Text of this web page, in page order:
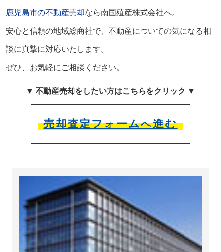
鹿児島市の不動産売却なら南国殖産株式会社へ。
安心と信頼の地域総商社で、不動産についての気になる相
談に真摯に対応いたします。
ぜひ、お気軽にご相談ください。
▼ 不動産売却をしたい方はこちらをクリック ▼
売却査定フォームへ進む